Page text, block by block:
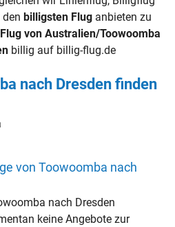
billigsten Flug anbieten zu
Flug von Australien/Toowoomba
billig auf billig-flug.de
nach Dresden finden
von Toowoomba nach
nach Dresden
keine Angebote zur